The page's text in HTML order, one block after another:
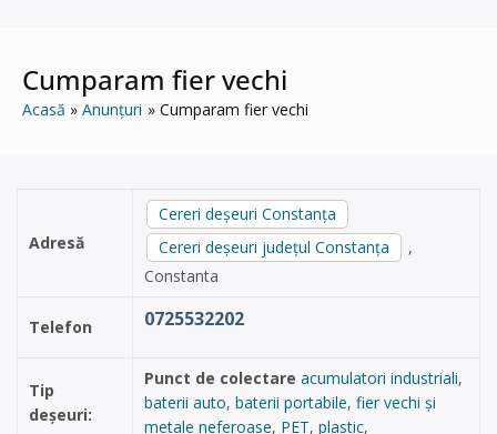
Cumparam fier vechi
Acasă Anunțuri Cumparam fier vechi
Adresă
Cereri deșeuri Constanța
Cereri deșeuri județul Constanța
,
Constanta
Telefon 0725532202
Tip
deșeuri:
Punct de colectare acumulatori industriali,
baterii auto, baterii portabile, fier vechi și
metale neferoase, PET, plastic,